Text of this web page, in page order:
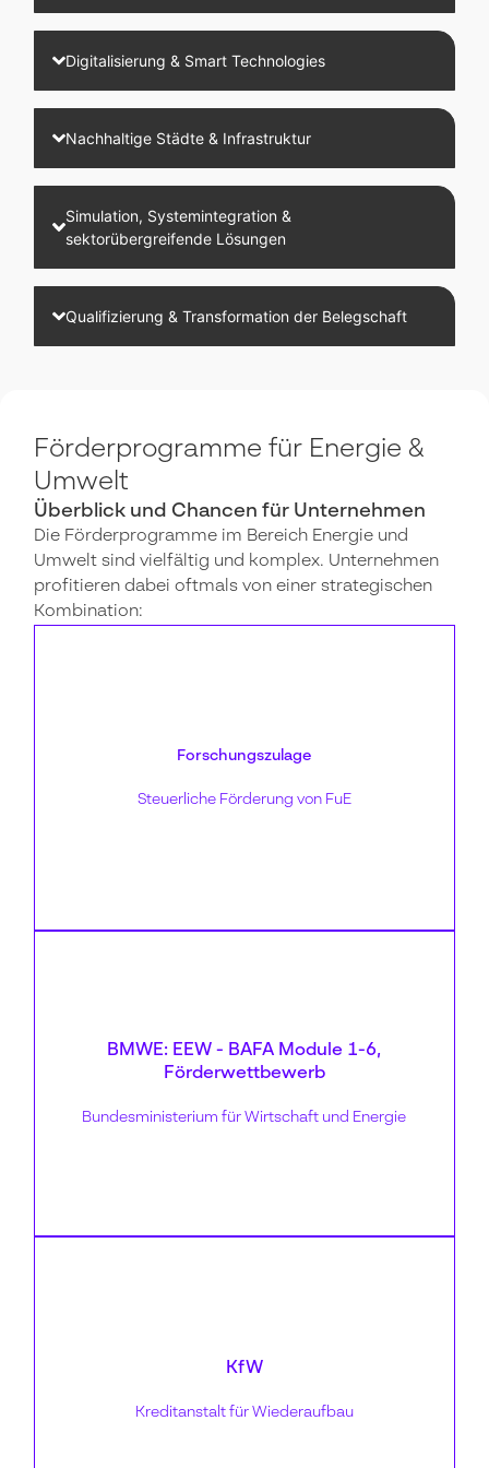
Digitalisierung & Smart Technologies
Nachhaltige Städte & Infrastruktur
Simulation, Systemintegration &
sektorübergreifende Lösungen
Qualifizierung & Transformation der Belegschaft
Förderprogramme für Energie &
Umwelt
Überblick und Chancen für Unternehmen
Die Förderprogramme im Bereich Energie und
Umwelt sind vielfältig und komplex. Unternehmen
profitieren dabei oftmals von einer strategischen
Kombination:
Forschungszulage
Steuerliche Förderung von FuE
Forschungs- und Entwicklungsprojekte
BMWE: EEW - BAFA Module 1-6,
Förderwettbewerb
Bundesministerium für Wirtschaft und Energie
bis zu 60%
u.a. Förderung für Energieeffizienz,
KfW
Kreditanstalt für Wiederaufbau
unterschiedlich
Zielsetzung: